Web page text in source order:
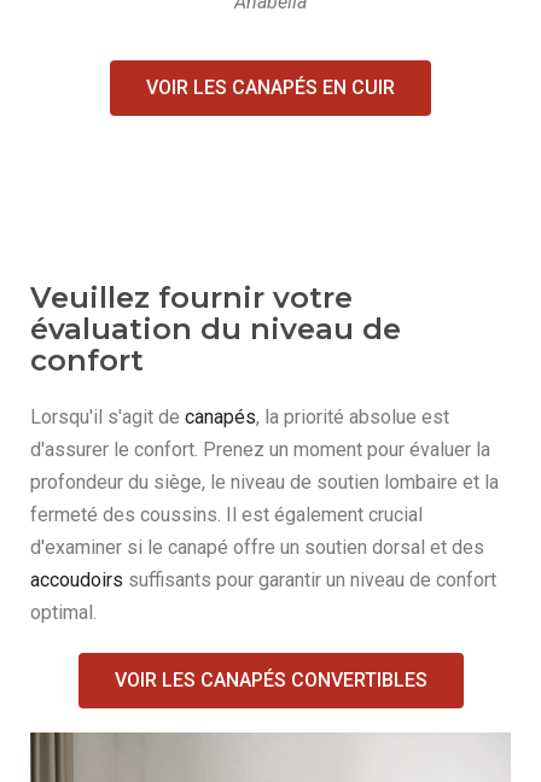
VOIR LES CANAPÉS EN CUIR
Veuillez fournir votre
évaluation du niveau de
confort
Lorsqu'il s'agit de canapés, la priorité absolue est
d'assurer le confort. Prenez un moment pour évaluer la
profondeur du siège, le niveau de soutien lombaire et la
fermeté des coussins. Il est également crucial
d'examiner si le canapé offre un soutien dorsal et des
accoudoirs suffisants pour garantir un niveau de confort
optimal.
VOIR LES CANAPÉS CONVERTIBLES